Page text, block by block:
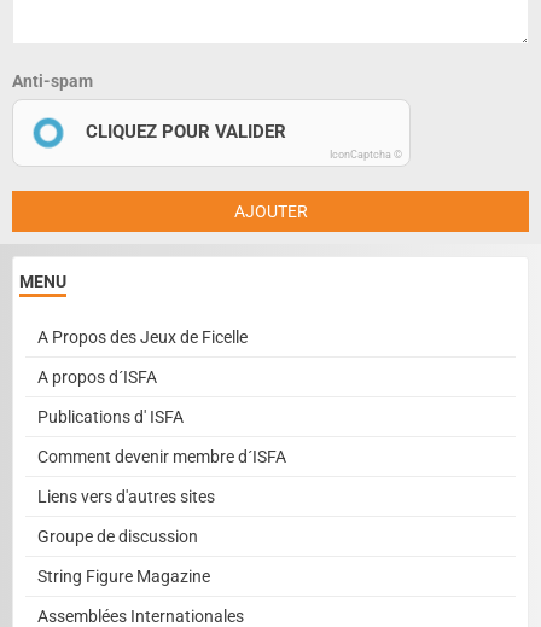
Anti-spam
CLIQUEZ POUR VALIDER
IconCaptcha ©
AJOUTER
MENU
A Propos des Jeux de Ficelle
A propos d´ISFA
Publications d' ISFA
Comment devenir membre d´ISFA
Liens vers d'autres sites
Groupe de discussion
String Figure Magazine
Assemblées Internationales